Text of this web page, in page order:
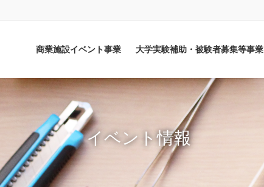
商業施設イベント事業 大学実験補助・被験者募集等事業
イベント情報